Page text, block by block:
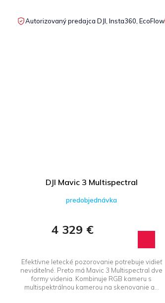
Autorizovaný predajca DJI, Insta360, EcoFlow
DJI Mavic 3 Multispectral
predobjednávka
4 329 €
Efektívne letecké pozorovanie potrebuje vidieť
neviditeľné. Preto má Mavic 3 Multispectral dve
formy videnia. Kombinuje RGB kameru s
multispektrálnou kamerou na skenovanie a...